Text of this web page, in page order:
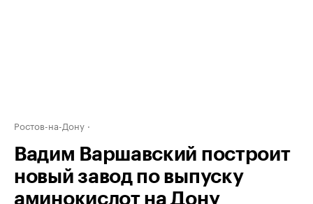
Ростов-на-Дону
Вадим Варшавский построит
новый завод по выпуску
аминокислот на Дону